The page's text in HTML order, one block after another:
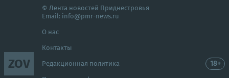
ZOV
© Лента новостей Приднестровья
Email: info@pmr-news.ru
О нас
Контакты
Редакционная политика 18+